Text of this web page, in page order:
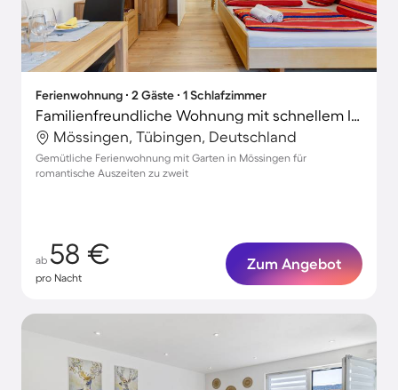
Ferienwohnung ∙ 2 Gäste ∙ 1 Schlafzimmer
Familienfreundliche Wohnung mit schnellem Internet, Terrasse und Garten | Gartenblick
Mössingen, Tübingen, Deutschland
Gemütliche Ferienwohnung mit Garten in Mössingen für
romantische Auszeiten zu zweit
ab 58 €
pro Nacht
Zum Angebot